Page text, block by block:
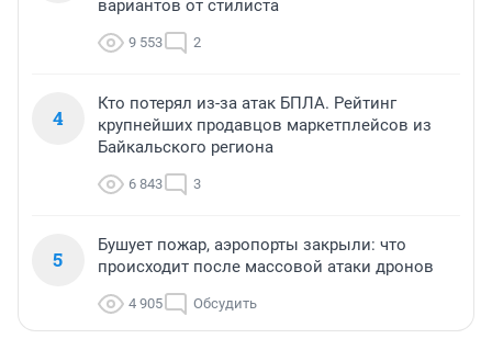
вариантов от стилиста
9 553 2
4
Кто потерял из-за атак БПЛА. Рейтинг
крупнейших продавцов маркетплейсов из
Байкальского региона
6 843 3
5
Бушует пожар, аэропорты закрыли: что
происходит после массовой атаки дронов
4 905 Обсудить